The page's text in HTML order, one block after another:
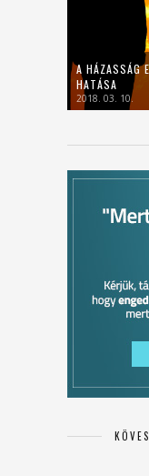
A HÁZASSÁG
HATÁSA
2018. 03. 10.